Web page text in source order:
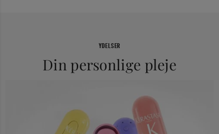
YDELSER
Din personlige pleje